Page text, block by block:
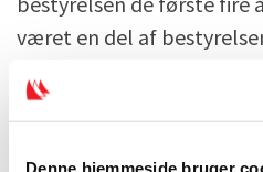
Denne hjemmeside bruger
været en del af
Slutteligt skulle der
takkede Nils Andersen ja